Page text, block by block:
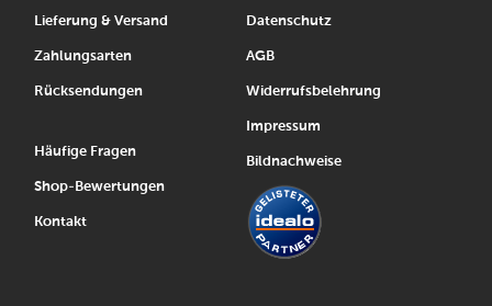
Lieferung & Versand
Zahlungsarten
Rücksendungen
Häufige Fragen
Shop-Bewertungen
Kontakt
Datenschutz
AGB
Widerrufsbelehrung
Impressum
Bildnachweise